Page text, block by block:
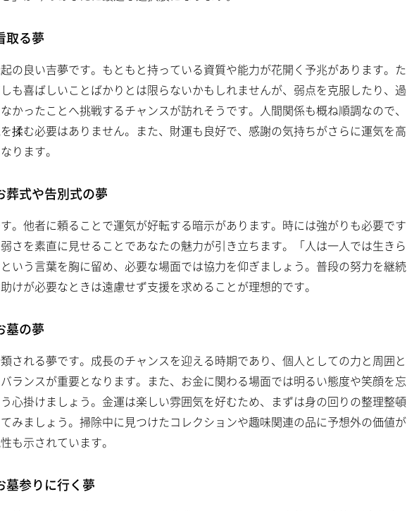
取る夢
の良い吉夢です。もともと持っている資質や能力が花開く予兆があります。た
も喜ばしいことばかりとは限らないかもしれませんが、弱点を克服したり、過
かったことへ挑戦するチャンスが訪れそうです。人間関係も概ね順調なので、
揉む必要はありません。また、財運も良好で、感謝の気持ちがさらに運気を高
ります。
葬式や告別式の夢
。他者に頼ることで運気が好転する暗示があります。時には強がりも必要です
さを素直に見せることであなたの魅力が引き立ちます。「人は一人では生きら
いう言葉を胸に留め、必要な場面では協力を仰ぎましょう。普段の努力を継続
けが必要なときは遠慮せず支援を求めることが理想的です。
墓の夢
される夢です。成長のチャンスを迎える時期であり、個人としての力と周囲と
ランスが重要となります。また、お金に関わる場面では明るい態度や笑顔を忘
心掛けましょう。金運は楽しい雰囲気を好むため、まずは身の回りの整理整頓
みましょう。掃除中に見つけたコレクションや趣味関連の品に予想外の価値が
も示されています。
墓参りに行く夢